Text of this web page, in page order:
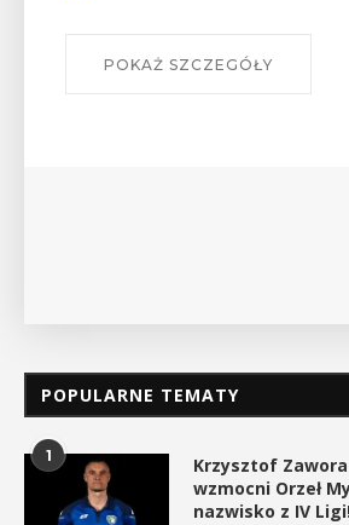
W środę 12 sierpnia o godz. 17 w
POPULARNE TEMATY
1
Krzysztof
wzmocni Orzeł
nazwisko z IV